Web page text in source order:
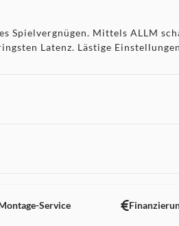
Spielvergnügen. Mittels ALLM
Latenz. Lästige
Service